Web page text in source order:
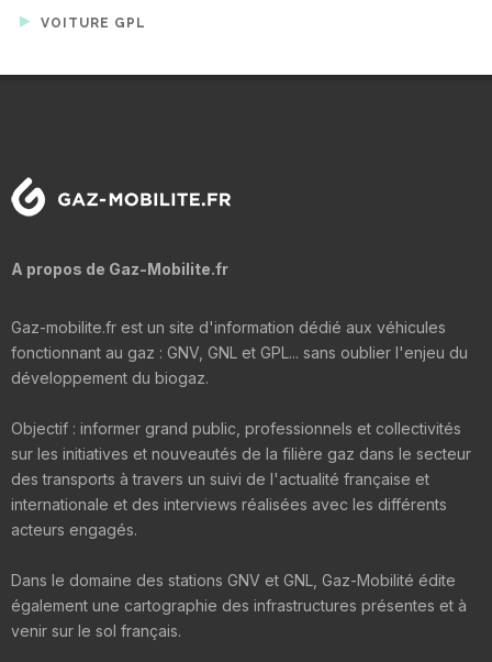
VOITURE GPL
A propos de Gaz-Mobilite.fr
Gaz-mobilite.fr est un site d'information dédié aux véhicules
fonctionnant au gaz : GNV, GNL et GPL... sans oublier l'enjeu du
développement du biogaz.
Objectif : informer grand public, professionnels et collectivités
sur les initiatives et nouveautés de la filière gaz dans le secteur
des transports à travers un suivi de l'actualité française et
internationale et des interviews réalisées avec les différents
acteurs engagés.
Dans le domaine des stations GNV et GNL, Gaz-Mobilité édite
également une cartographie des infrastructures présentes et à
venir sur le sol français.